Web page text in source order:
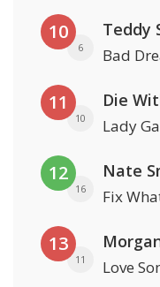
10
6
Teddy
Bad
11
10
Die
Lady
12
16
Nate
Fix
13
11 Love